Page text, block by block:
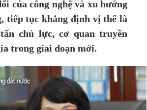
của công nghệ và xu hướng
tiếp tục khẳng định vị thế là
chủ lực, cơ quan truyền
trong giai đoạn mới.